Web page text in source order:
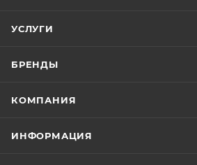
УСЛУГИ
БРЕНДЫ
КОМПАНИЯ
ИНФОРМАЦИЯ